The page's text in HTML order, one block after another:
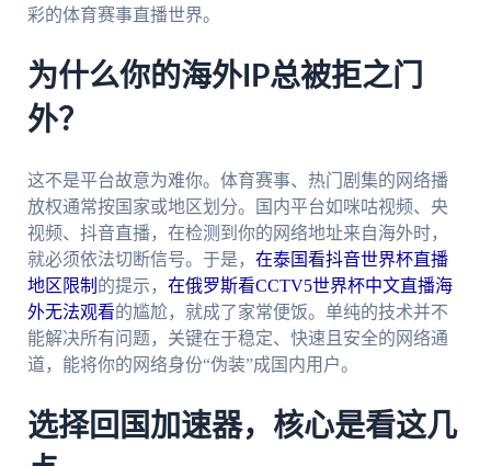
彩的体育赛事直播世界。
为什么你的海外IP总被拒之门
外？
这不是平台故意为难你。体育赛事、热门剧集的网络播
放权通常按国家或地区划分。国内平台如咪咕视频、央
视频、抖音直播，在检测到你的网络地址来自海外时，
就必须依法切断信号。于是， 在泰国看抖音世界杯直播
地区限制 的提示， 在俄罗斯看CCTV5世界杯中文直播海
外无法观看的尴尬，就成了家常便饭。单纯的技术并不
能解决所有问题，关键在于稳定、快速且安全的网络通
道，能将你的网络身份“伪装”成国内用户。
选择回国加速器，核心是看这几